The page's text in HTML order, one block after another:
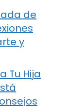
de
y
Tu Hija